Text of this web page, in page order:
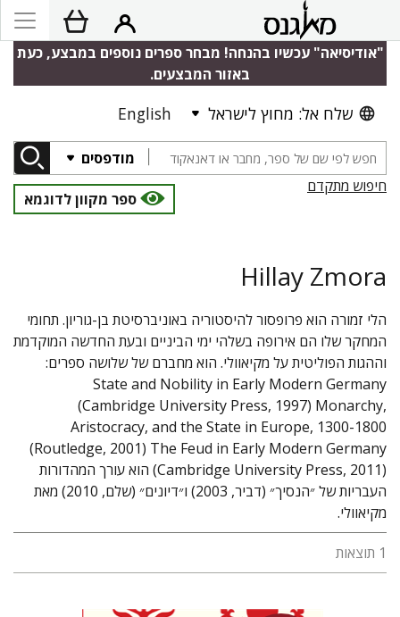
"אודיסיאה" עכשיו בהנחה! מבחר ספרים נוספים במבצע, כעת
באזור המבצעים.
שלח אל: מחוץ לישראל English
מודפסים
חיפוש מתקדם
ספר מקוון לדוגמא
Hillay Zmora
הלי זמורה הוא פרופסור להיסטוריה באוניברסיטת בן-גוריון. תחומי
המחקר שלו הם אירופה בשלהי ימי הביניים ובעת החדשה המוקדמת
וההגות הפוליטית על מקיאוולי. הוא מחברם של שלושה ספרים:
State and Nobility in Early Modern Germany
(Cambridge University Press, 1997) Monarchy,
Aristocracy, and the State in Europe, 1300-1800
(Routledge, 2001) The Feud in Early Modern Germany
(Cambridge University Press, 2011) הוא עורך המהדורות
העבריות של ״הנסיך״ (דביר, 2003) ו״דיונים״ (שלם, 2010) מאת
מקיאוולי.
1 תוצאות